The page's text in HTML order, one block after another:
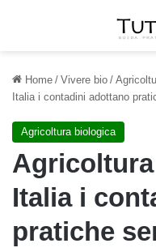
Home / Vivere bio /
Italia i contadini adottano
Agricoltura biologica
Italia i
pratiche